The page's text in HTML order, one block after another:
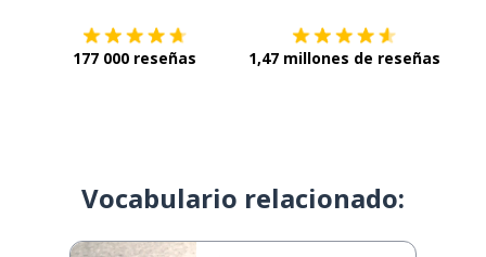
177 000 reseñas 1,47 millones de reseñas
Vocabulario relacionado: